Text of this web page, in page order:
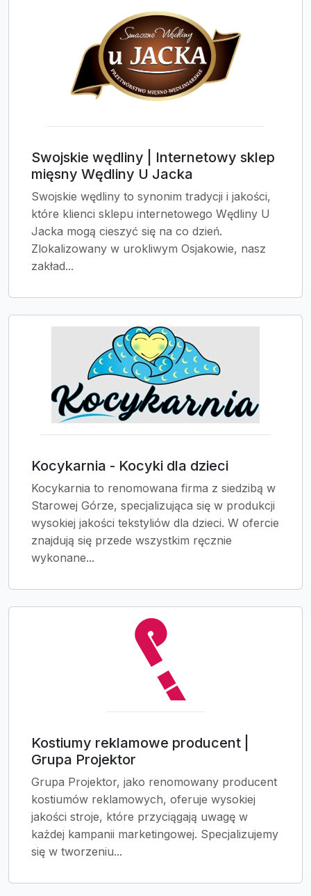
Swojskie wędliny | Internetowy sklep
mięsny Wędliny U Jacka
Swojskie wędliny to synonim tradycji i jakości,
które klienci sklepu internetowego Wędliny U
Jacka mogą cieszyć się na co dzień.
Zlokalizowany w urokliwym Osjakowie, nasz
zakład...
Kocykarnia - Kocyki dla dzieci
Kocykarnia to renomowana firma z siedzibą w
Starowej Górze, specjalizująca się w produkcji
wysokiej jakości tekstyliów dla dzieci. W ofercie
znajdują się przede wszystkim ręcznie
wykonane...
Kostiumy reklamowe producent |
Grupa Projektor
Grupa Projektor, jako renomowany producent
kostiumów reklamowych, oferuje wysokiej
jakości stroje, które przyciągają uwagę w
każdej kampanii marketingowej. Specjalizujemy
się w tworzeniu...